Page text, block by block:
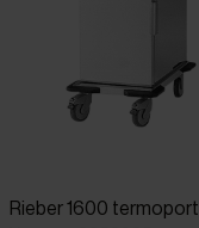
Rieber 1600 termoport